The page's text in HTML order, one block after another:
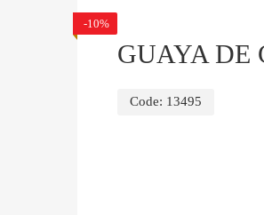
GUAYA DE
Code: 13495
-10%